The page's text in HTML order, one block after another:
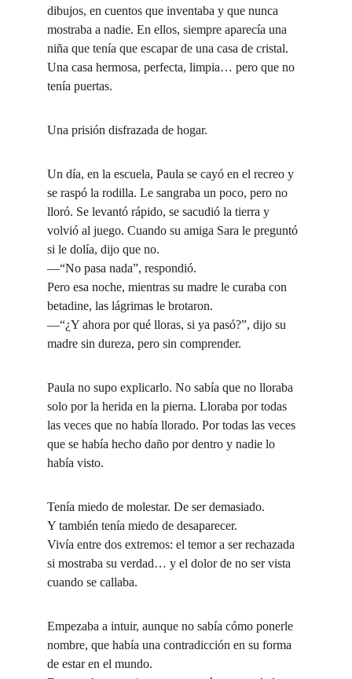
dibujos, en cuentos que inventaba y que nunca
mostraba a nadie. En ellos, siempre aparecía una
niña que tenía que escapar de una casa de cristal.
Una casa hermosa, perfecta, limpia… pero que no
tenía puertas.
Una prisión disfrazada de hogar.
Un día, en la escuela, Paula se cayó en el recreo y
se raspó la rodilla. Le sangraba un poco, pero no
lloró. Se levantó rápido, se sacudió la tierra y
volvió al juego. Cuando su amiga Sara le preguntó
si le dolía, dijo que no.
—“No pasa nada”, respondió.
Pero esa noche, mientras su madre le curaba con
betadine, las lágrimas le brotaron.
—“¿Y ahora por qué lloras, si ya pasó?”, dijo su
madre sin dureza, pero sin comprender.
Paula no supo explicarlo. No sabía que no lloraba
solo por la herida en la pierna. Lloraba por todas
las veces que no había llorado. Por todas las veces
que se había hecho daño por dentro y nadie lo
había visto.
Tenía miedo de molestar. De ser demasiado.
Y también tenía miedo de desaparecer.
Vivía entre dos extremos: el temor a ser rechazada
si mostraba su verdad… y el dolor de no ser vista
cuando se callaba.
Empezaba a intuir, aunque no sabía cómo ponerle
nombre, que había una contradicción en su forma
de estar en el mundo.